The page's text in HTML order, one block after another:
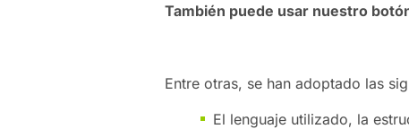
También puede usar nuestro
Entre otras, se han adoptado las
El lenguaje utilizado, la